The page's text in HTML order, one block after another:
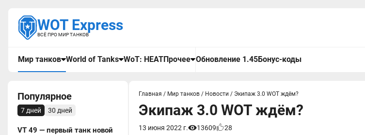
WOT Express
ВСЁ ПРО МИР ТАНКОВ
Мир танков World of Tanks WoT: HEATПрочее Обновление 1.45Бонус-коды
Популярное
7 дней 30 дней
VT 49 — первый танк новой
Главная / Мир танков / Новости / Экипаж 3.0 WOT ждём?
Экипаж 3.0 WOT ждём?
13 июня 2022 г. 13609 28